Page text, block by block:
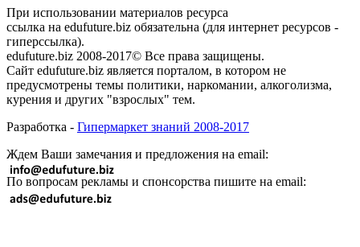
При использовании материалов ресурса
ссылка на edufuture.biz обязательна (для интернет ресурсов -
гиперссылка).
edufuture.biz 2008-2017© Все права защищены.
Сайт edufuture.biz является порталом, в котором не
предусмотрены темы политики, наркомании, алкоголизма,
курения и других "взрослых" тем.
Разработка - Гипермаркет знаний 2008-2017
Ждем Ваши замечания и предложения на email:
По вопросам рекламы и спонсорства пишите на email: